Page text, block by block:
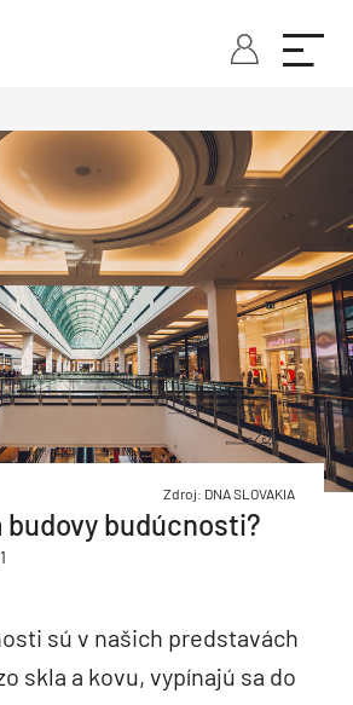
Zdroj: DNA SLOVAKIA
budovy budúcnosti?
sú v našich predstavách
skla a kovu, vypínajú sa do